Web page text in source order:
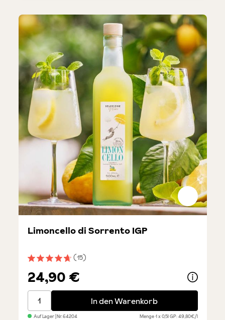
Durchschnittliche Bewertung von 4.7 von 5 Sternen
(15)
Limoncello di Sorrento IGP
24,90 €
Limoncello di Sorrento IGPIn den Warenkorb
Auf Lager| Nr.64204 Menge1 x 0,5lGP: 49,80€/l